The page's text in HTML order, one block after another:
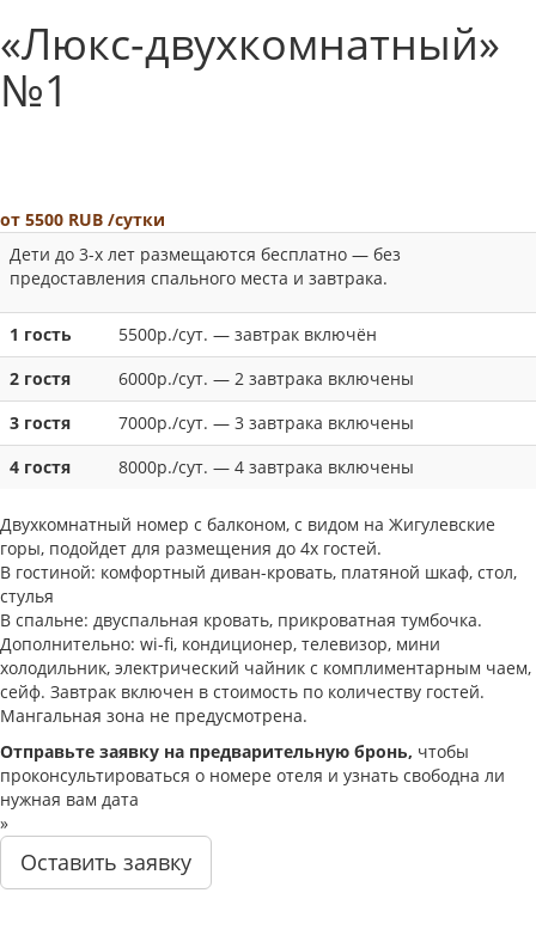
«Люкс-двухкомнатный»
№1
от 5500 RUB /сутки
Дети до 3-х лет размещаются бесплатно — без
предоставления спального места и завтрака.
1 гость
5500р./сут. — завтрак включён
2 гостя
6000р./сут. — 2 завтрака включены
3 гостя
7000р./сут. — 3 завтрака включены
4 гостя
8000р./сут. — 4 завтрака включены
Двухкомнатный номер с балконом, с видом на Жигулевские
горы, подойдет для размещения до 4х гостей.
В гостиной: комфортный диван-кровать, платяной шкаф, стол,
стулья
В спальне: двуспальная кровать, прикроватная тумбочка.
Дополнительно: wi-fi, кондиционер, телевизор, мини
холодильник, электрический чайник с комплиментарным чаем,
сейф. Завтрак включен в стоимость по количеству гостей.
Мангальная зона не предусмотрена.
Отправьте заявку на предварительную бронь, чтобы
проконсультироваться о номере отеля и узнать свободна ли
нужная вам дата
»
Оставить заявку